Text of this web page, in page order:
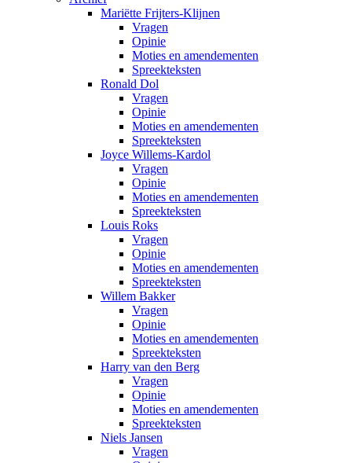
Mariëtte Frijters-Klijnen
Vragen
Opinie
Moties en amendementen
Spreekteksten
Ronald Dol
Vragen
Opinie
Moties en amendementen
Spreekteksten
Joyce Willems-Kardol
Vragen
Opinie
Moties en amendementen
Spreekteksten
Louis Roks
Vragen
Opinie
Moties en amendementen
Spreekteksten
Willem Bakker
Vragen
Opinie
Moties en amendementen
Spreekteksten
Harry van den Berg
Vragen
Opinie
Moties en amendementen
Spreekteksten
Niels Jansen
Vragen